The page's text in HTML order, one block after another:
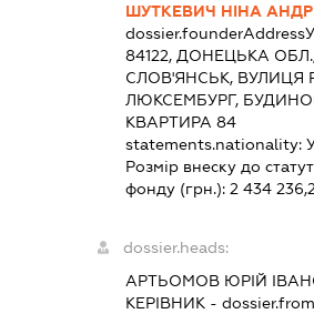
ШУТКЕВИЧ НІНА
dossier.founderAddress
84122, ДОНЕЦЬКА
СЛОВ'ЯНСЬК, ВУЛИЦЯ
ЛЮКСЕМБУРГ,
КВАРТИРА 84
statements.nationality:
Розмір внеску до
фонду (грн.): 2 434
dossier.heads:
АРТЬОМОВ ЮРІЙ
КЕРІВНИК -